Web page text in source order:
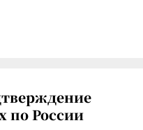
по России